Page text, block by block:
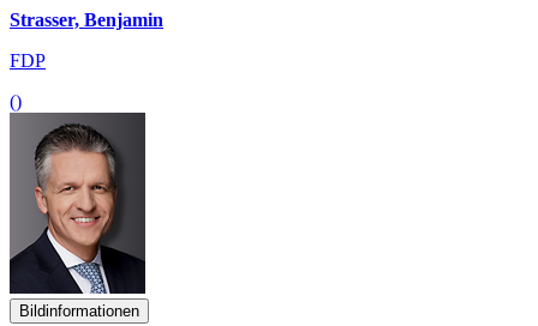
Strasser, Benjamin
FDP
()
Bildinformationen